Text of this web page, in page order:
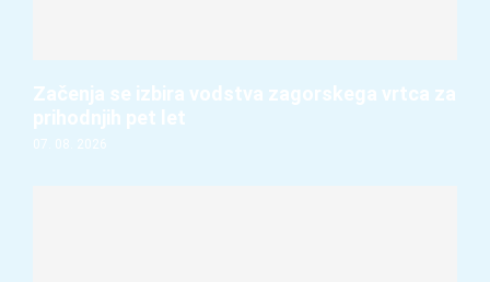
Začenja se izbira vodstva zagorskega vrtca za
prihodnjih pet let
07. 08. 2026